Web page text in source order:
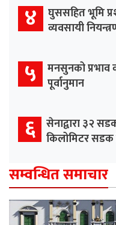
४
घुससहित भूमि
व्यवसायी
५
मनसुनको प्रभाव
पूर्वानुमान
६ सेनाद्वारा ३२
किलोमिटर सडक
सम्वन्धित समाचार